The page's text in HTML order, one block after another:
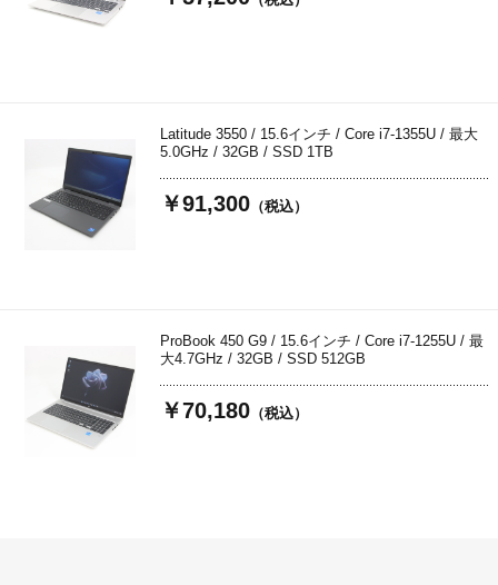
Latitude 3550 / 15.6インチ / Core i7-1355U / 最大
5.0GHz / 32GB / SSD 1TB
￥91,300 （税込）
ProBook 450 G9 / 15.6インチ / Core i7-1255U / 最
大4.7GHz / 32GB / SSD 512GB
￥70,180 （税込）